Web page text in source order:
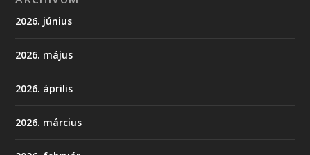
2026. június
2026. május
2026. április
2026. március